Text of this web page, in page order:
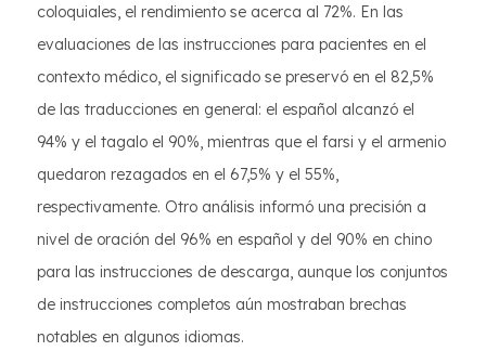
coloquiales, el rendimiento se acerca al 72%. En las
evaluaciones de las instrucciones para pacientes en el
contexto médico, el significado se preservó en el 82,5%
de las traducciones en general: el español alcanzó el
94% y el tagalo el 90%, mientras que el farsi y el armenio
quedaron rezagados en el 67,5% y el 55%,
respectivamente. Otro análisis informó una precisión a
nivel de oración del 96% en español y del 90% en chino
para las instrucciones de descarga, aunque los conjuntos
de instrucciones completos aún mostraban brechas
notables en algunos idiomas.